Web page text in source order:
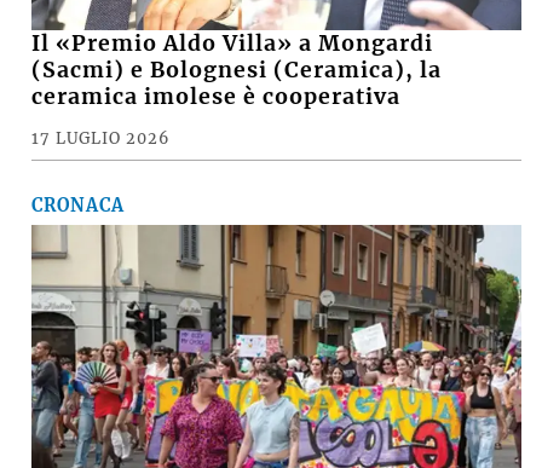
Il «Premio Aldo Villa» a Mongardi
(Sacmi) e Bolognesi (Ceramica), la
ceramica imolese è cooperativa
17 LUGLIO 2026
CRONACA